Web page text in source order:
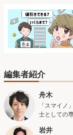
編集者紹介
舟木
「スマイノ
士としての
岩井